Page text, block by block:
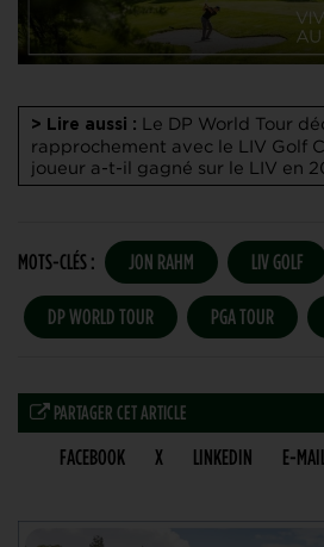
> Lire aussi : Le DP World Tour
rapprochement avec le LIV Golf
joueur a-t-il gagné sur le LIV en
MOTS-CLÉS : JON RAHM LIV GOLF
DP WORLD TOUR PGA TOUR
PARTAGER CET ARTICLE
FACEBOOK X LINKEDIN E-MAIL